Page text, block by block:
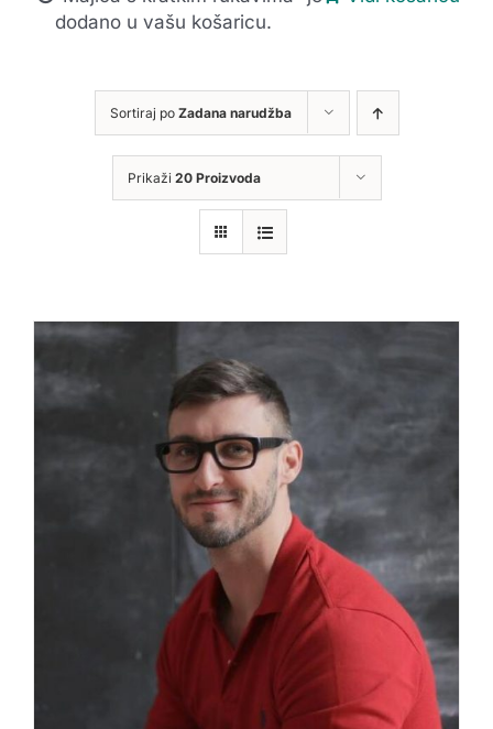
dodano u vašu košaricu.
Sortiraj po Zadana narudžba
Prikaži 20 Proizvoda